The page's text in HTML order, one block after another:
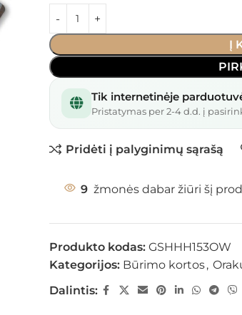
Į
Tik internetinėje
Pristatymas per 2-4 d.d. į
Pridėti į palyginimų sąrašą
9 žmonės dabar žiūri šį
Produkto kodas: GSHHH153OW
Kategorijos: Būrimo kortos,
Dalintis: